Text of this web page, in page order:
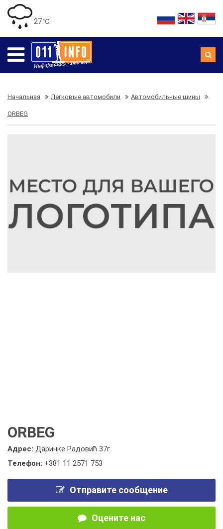
27 ℃
Начальная Легковые автомобили Автомобильные шины
ORBEG
ORBEG
Адрес: Даринке Радовић 37г
Телефон: +381 11 2571 753
Отправите сообщение
Оцените нас